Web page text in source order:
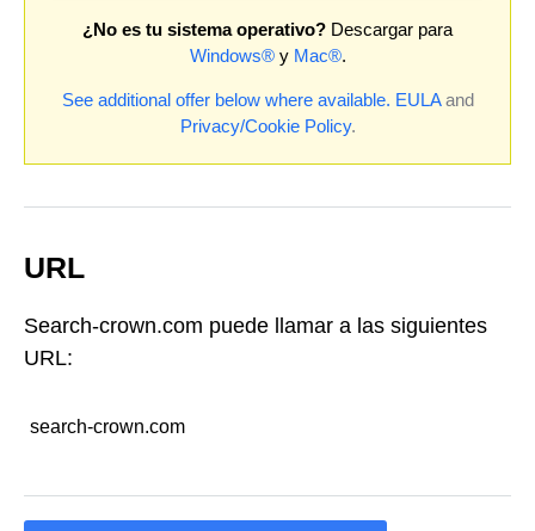
¿No es tu sistema operativo? Descargar para
Windows®y Mac®.
See additional offer below where available. EULAand
Privacy/Cookie Policy.
URL
Search-crown.com puede llamar a las siguientes
URL:
search-crown.com